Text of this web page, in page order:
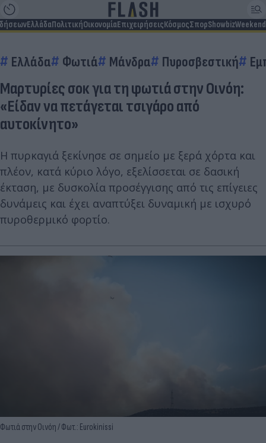
ΕλλάδαΠολιτικήΟικονομίαΕπιχειρήσειςΚόσμοςΣπορShowbizWeekend
Ελλάδα Φωτιά Μάνδρα Πυροσβεστική
Μαρτυρίες σοκ για τη φωτιά στην Οινόη:
«Είδαν να πετάγεται τσιγάρο από
αυτοκίνητο»
Η πυρκαγιά ξεκίνησε σε σημείο με ξερά χόρτα και
πλέον, κατά κύριο λόγο, εξελίσσεται σε δασική
έκταση, με δυσκολία προσέγγισης από τις επίγειες
δυνάμεις και έχει αναπτύξει δυναμική με ισχυρό
πυροθερμικό φορτίο.
Φωτιά στην Οινόη / Φωτ.: Eurokinissi